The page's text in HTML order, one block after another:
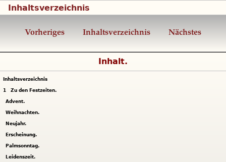
Inhaltsverzeichnis
Vorheriges Inhaltsverzeichnis Nächstes
Inhalt.
Inhaltsverzeichnis
1 Zu den Festzeiten.
Advent.
Weihnachten.
Neujahr.
Erscheinung.
Palmsonntag.
Leidenszeit.